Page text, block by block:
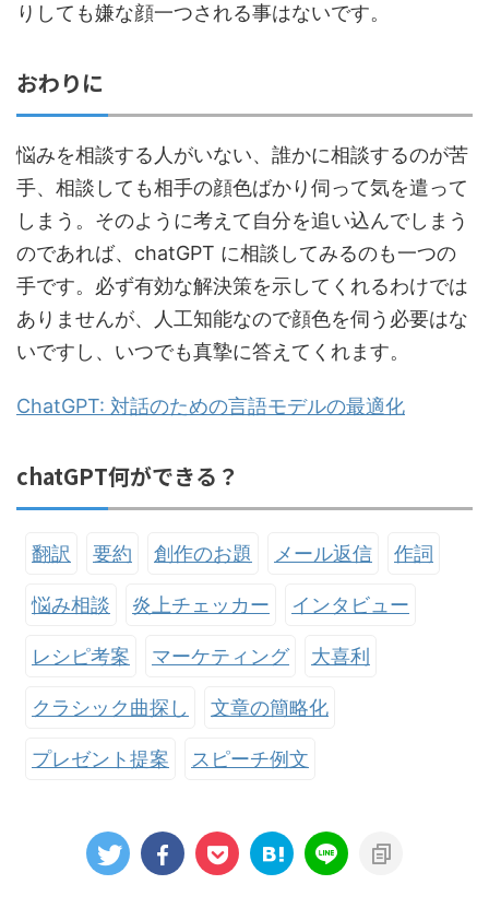
りしても嫌な顔一つされる事はないです。
おわりに
悩みを相談する人がいない、誰かに相談するのが苦
手、相談しても相手の顔色ばかり伺って気を遣って
しまう。そのように考えて自分を追い込んでしまう
のであれば、chatGPT に相談してみるのも一つの
手です。必ず有効な解決策を示してくれるわけでは
ありませんが、人工知能なので顔色を伺う必要はな
いですし、いつでも真摯に答えてくれます。
ChatGPT: 対話のための言語モデルの最適化
chatGPT何ができる？
翻訳 要約 創作のお題 メール返信 作詞
悩み相談 炎上チェッカー インタビュー
レシピ考案 マーケティング 大喜利
クラシック曲探し 文章の簡略化
プレゼント提案 スピーチ例文